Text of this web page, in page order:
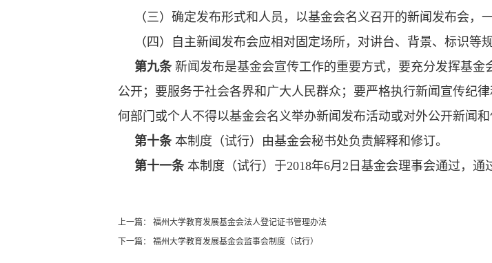
（三）确定发布形式和人员，以基金会名义召开的新闻发布会，
（四）自主新闻发布会应相对固定场所，对讲台、背景、标识等
第九条 新闻发布是基金会宣传工作的重要方式，要充分发挥基
公开；要服务于社会各界和广大人民群众；要严格执行新闻宣传纪
何部门或个人不得以基金会名义举办新闻发布活动或对外公开新闻和
第十条 本制度（试行）由基金会秘书处负责解释和修订。
第十一条 本制度（试行）于2018年6月2日基金会理事会通过，通
上一篇：
福州大学教育发展基金会法人登记证书管理办法
下一篇：
福州大学教育发展基金会监事会制度（试行）